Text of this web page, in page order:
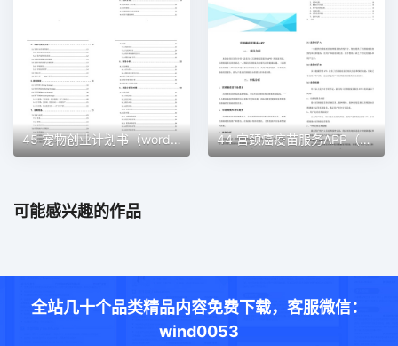
45 宠物创业计划书（word＋ppt配套）创业计划书word模板 44 宫颈癌疫苗服务APP（word＋ppt配套）创业计划书word模板
可能感兴趣的作品
全站几十个品类精品内容免费下载，客服微信：
wind0053